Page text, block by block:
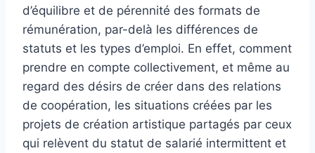
d’équilibre et de pérennité des formats de
rémunération, par-delà les différences de
statuts et les types d’emploi. En effet, comment
prendre en compte collectivement, et même au
regard des désirs de créer dans des relations
de coopération, les situations créées par les
projets de création artistique partagés par ceux
qui relèvent du statut de salarié intermittent et